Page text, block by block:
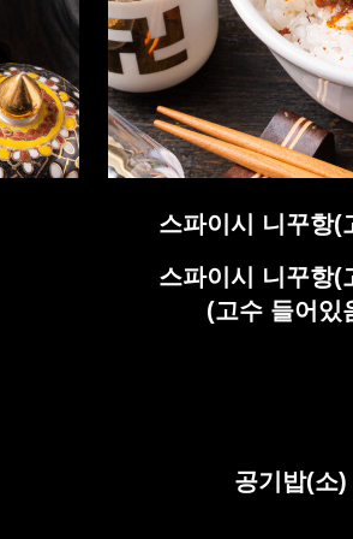
스파이시 니꾸항(
스파이시 니꾸항(
(고수 들어있
공기밥(소)